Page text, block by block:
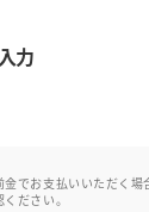
力
でお支払いいただく場
ださい。